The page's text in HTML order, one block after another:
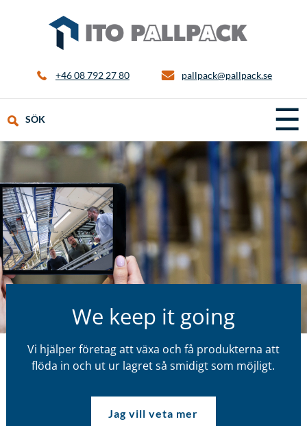
+46 08 792 27 80 pallpack@pallpack.se
☰
SÖK
We keep it going
Vi hjälper företag att växa och få produkterna att
flöda in och ut ur lagret så smidigt som möjligt.
Jag vill veta mer